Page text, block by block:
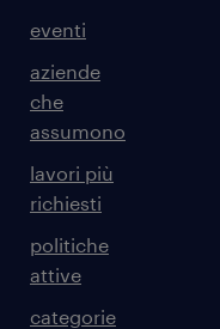
eventi
aziende
che
assumono
lavori più
richiesti
politiche
attive
categorie